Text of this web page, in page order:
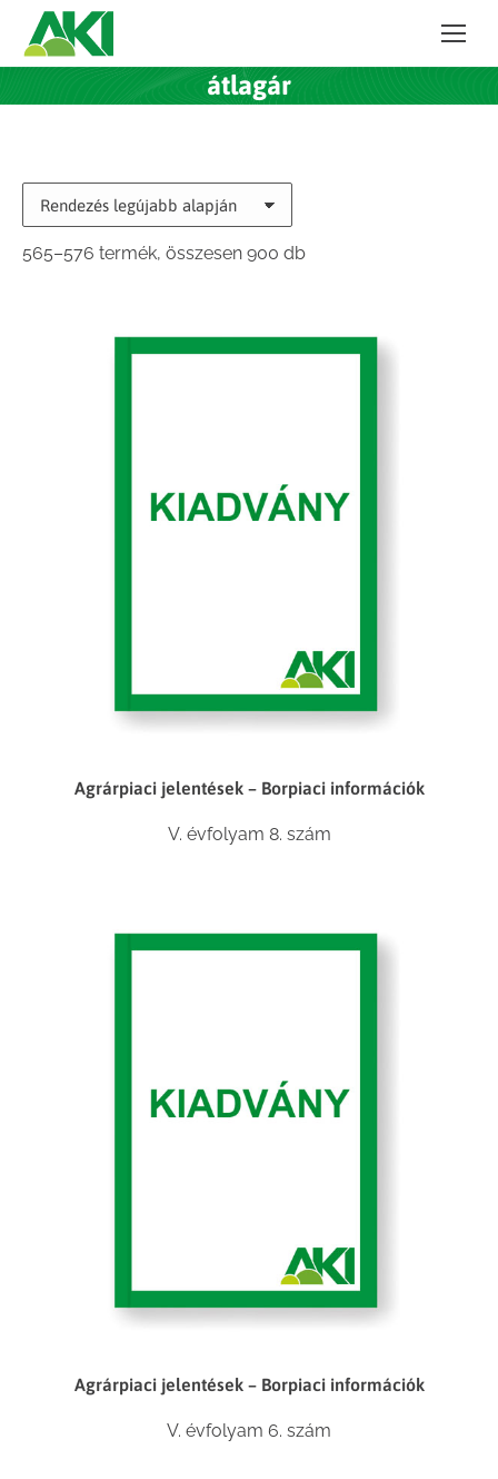
átlagár
565–576 termék, összesen 900 dbSorted
Agrárpiaci jelentések – Borpiaci információk
V. évfolyam 8. szám
Agrárpiaci jelentések – Borpiaci információk
V. évfolyam 6. szám